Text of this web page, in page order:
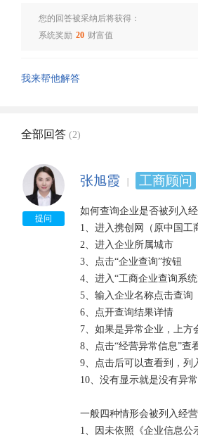
您的回答被采纳后将获得：
系统奖励 20 财富值
我来帮他解答
全部回答 (2)
提问
张旭霞 工商顾问
如何查询企业是否被列入
1、进入携创网（原中国工
2、进入企业所属城市
3、点击“企业查询”按钮
4、进入“工商企业查询系统
5、输入企业名称点击查询
6、点开查询结果详情
7、如果是异常企业，上方
8、点击“经营异常信息”查
9、点击后可以查看到，列
10、没有显示就是没有异常
一般四种情形会被列入经营
1、因未依照《企业信息